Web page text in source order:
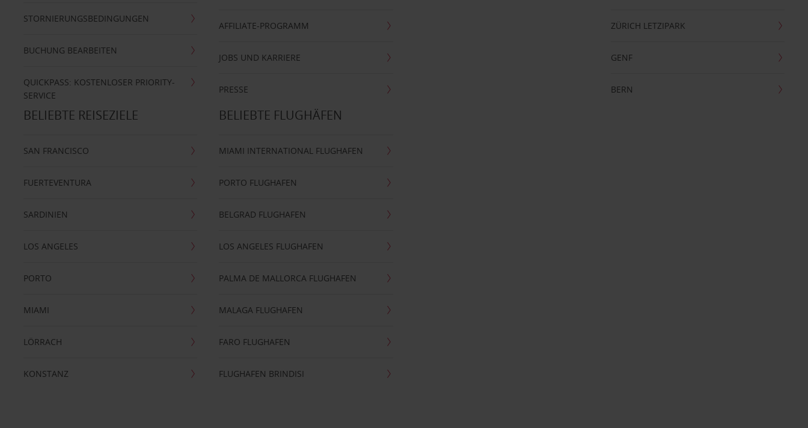
STORNIERUNGSBEDINGUNGEN
BUCHUNG BEARBEITEN
QUICKPASS: KOSTENLOSER PRIORITY-
SERVICE
AFFILIATE-PROGRAMM
JOBS UND KARRIERE
PRESSE
ZÜRICH LETZIPARK
GENF
BERN
BELIEBTE REISEZIELE
SAN FRANCISCO
FUERTEVENTURA
SARDINIEN
LOS ANGELES
PORTO
MIAMI
LÖRRACH
KONSTANZ
BELIEBTE FLUGHÄFEN
MIAMI INTERNATIONAL FLUGHAFEN
PORTO FLUGHAFEN
BELGRAD FLUGHAFEN
LOS ANGELES FLUGHAFEN
PALMA DE MALLORCA FLUGHAFEN
MALAGA FLUGHAFEN
FARO FLUGHAFEN
FLUGHAFEN BRINDISI